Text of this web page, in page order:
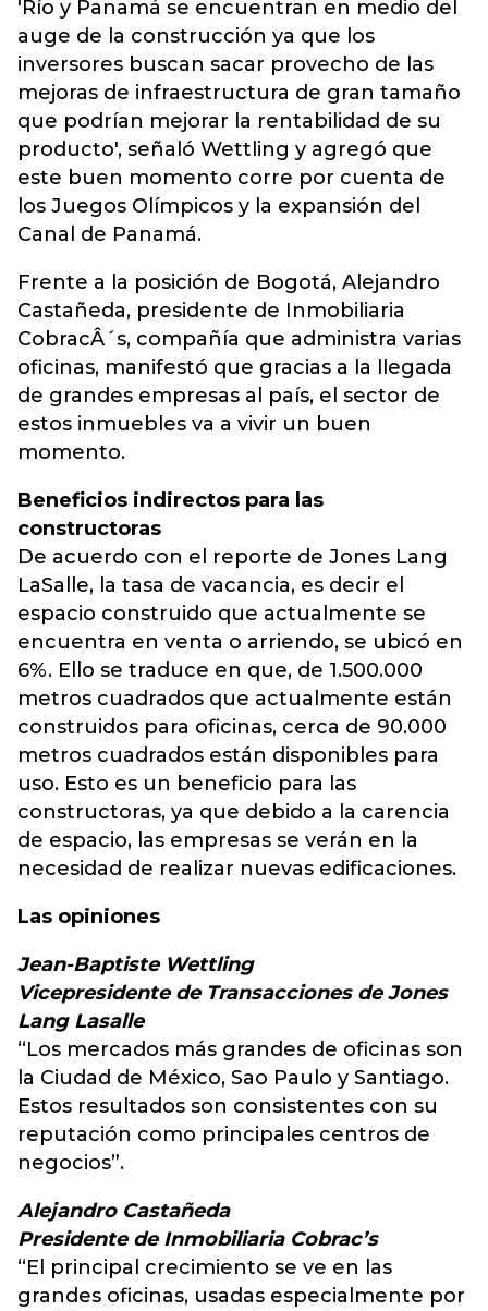
'Río y Panamá se encuentran en medio del
auge de la construcción ya que los
inversores buscan sacar provecho de las
mejoras de infraestructura de gran tamaño
que podrían mejorar la rentabilidad de su
producto', señaló Wettling y agregó que
este buen momento corre por cuenta de
los Juegos Olímpicos y la expansión del
Canal de Panamá.
Frente a la posición de Bogotá, Alejandro
Castañeda, presidente de Inmobiliaria
CobracÂ´s, compañía que administra varias
oficinas, manifestó que gracias a la llegada
de grandes empresas al país, el sector de
estos inmuebles va a vivir un buen
momento.
Beneficios indirectos para las
constructoras
De acuerdo con el reporte de Jones Lang
LaSalle, la tasa de vacancia, es decir el
espacio construido que actualmente se
encuentra en venta o arriendo, se ubicó en
6%. Ello se traduce en que, de 1.500.000
metros cuadrados que actualmente están
construidos para oficinas, cerca de 90.000
metros cuadrados están disponibles para
uso. Esto es un beneficio para las
constructoras, ya que debido a la carencia
de espacio, las empresas se verán en la
necesidad de realizar nuevas edificaciones.
Las opiniones
Jean-Baptiste Wettling
Vicepresidente de Transacciones de Jones
Lang Lasalle
“Los mercados más grandes de oficinas son
la Ciudad de México, Sao Paulo y Santiago.
Estos resultados son consistentes con su
reputación como principales centros de
negocios”.
Alejandro Castañeda
Presidente de Inmobiliaria Cobrac’s
“El principal crecimiento se ve en las
grandes oficinas, usadas especialmente por